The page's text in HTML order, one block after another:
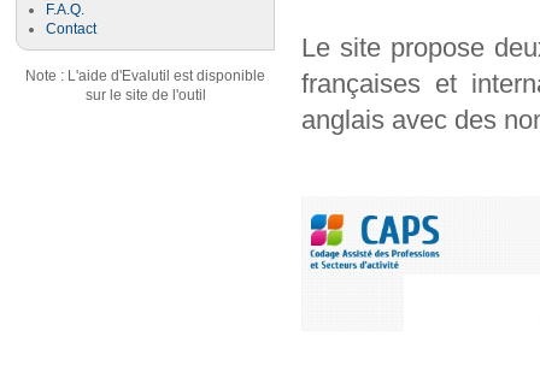
F.A.Q.
Contact
Note : L'aide d'Evalutil est disponible
sur le site de l'outil
Le site propose
françaises et
anglais avec des